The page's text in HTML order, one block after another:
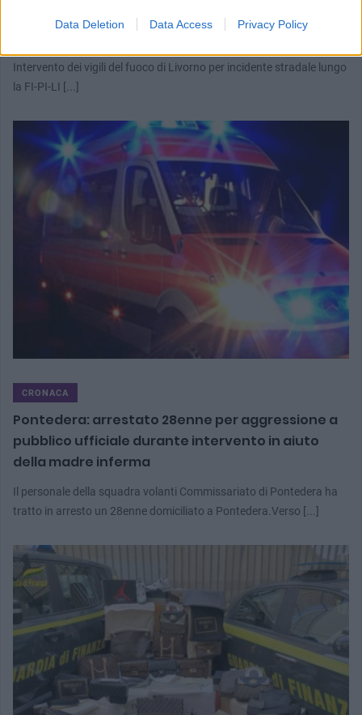
Data Deletion Data Access Privacy Policy
Si ribalta in Fi-Pi-LI, traportato a Cisanello un
Intervento dei vigili del fuoco di Livorno per incidente stradale lungo
la FI-PI-LI [...]
CRONACA
Pontedera: arrestato 28enne per aggressione a
pubblico ufficiale durante intervento in aiuto
della madre inferma
Il personale della squadra volanti Commissariato di Pontedera ha
tratto in arresto un 28enne domiciliato a Pontedera.Verso [...]